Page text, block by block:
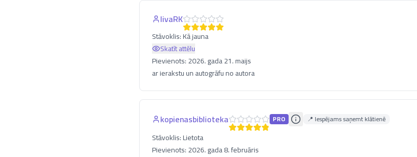
livaRK
Stāvoklis:Kā jauna
Skatīt attēlu
Pievienots:2026. gada 21. maijs
ar ierakstu un autogrāfu no autora
kopienasbiblioteka PRO 📍 Iespējams saņemt klātienē
Stāvoklis:Lietota
Pievienots:2026. gada 8. februāris